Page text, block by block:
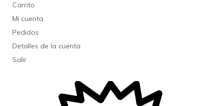
Carrito
Mi cuenta
Pedidos
Detalles de la cuenta
Salir